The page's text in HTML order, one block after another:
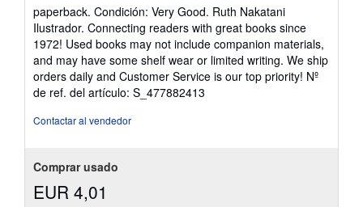
del
vendedor:
5
de
5
estrellas
paperback. Condición: Very Good. Ruth Nakatani
Ilustrador. Connecting readers with great books since
1972! Used books may not include companion materials,
and may have some shelf wear or limited writing. We ship
orders daily and Customer Service is our top priority! Nº
de ref. del artículo: S_477882413
Contactar al vendedor
Comprar usado
EUR 4,01